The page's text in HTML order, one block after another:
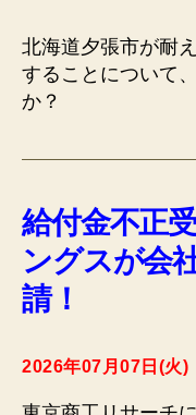
北海道夕張市が耐
することについて
か？
給付金不正
ングスが会
請！
2026年07月07日(火)